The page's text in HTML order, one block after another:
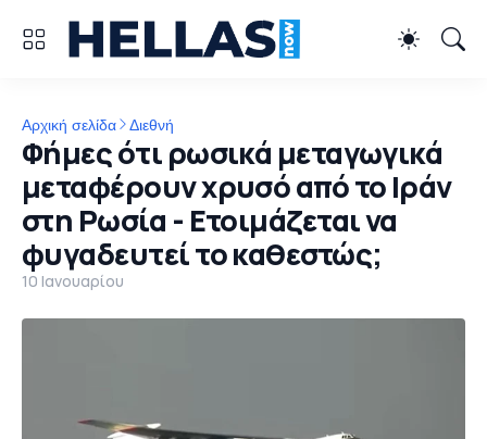
Αρχική σελίδα Διεθνή
Φήμες ότι ρωσικά μεταγωγικά
μεταφέρουν χρυσό από το Ιράν
στη Ρωσία - Ετοιμάζεται να
φυγαδευτεί το καθεστώς;
10 Ιανουαρίου